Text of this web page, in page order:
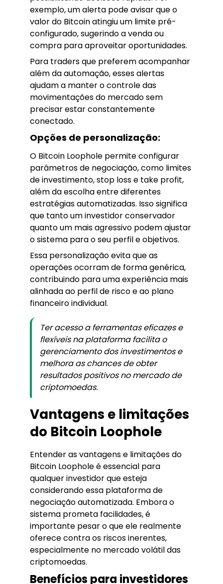
exemplo, um alerta pode avisar que o
valor do Bitcoin atingiu um limite pré-
configurado, sugerindo a venda ou
compra para aproveitar oportunidades.
Para traders que preferem acompanhar
além da automação, esses alertas
ajudam a manter o controle das
movimentações do mercado sem
precisar estar constantemente
conectado.
Opções de personalização:
O Bitcoin Loophole permite configurar
parâmetros de negociação, como limites
de investimento, stop loss e take profit,
além da escolha entre diferentes
estratégias automatizadas. Isso significa
que tanto um investidor conservador
quanto um mais agressivo podem ajustar
o sistema para o seu perfil e objetivos.
Essa personalização evita que as
operações ocorram de forma genérica,
contribuindo para uma experiência mais
alinhada ao perfil de risco e ao plano
financeiro individual.
Ter acesso a ferramentas eficazes e
flexíveis na plataforma facilita o
gerenciamento dos investimentos e
melhora as chances de obter
resultados positivos no mercado de
criptomoedas.
Vantagens e limitações
do Bitcoin Loophole
Entender as vantagens e limitações do
Bitcoin Loophole é essencial para
qualquer investidor que esteja
considerando essa plataforma de
negociação automatizada. Embora o
sistema prometa facilidades, é
importante pesar o que ele realmente
oferece contra os riscos inerentes,
especialmente no mercado volátil das
criptomoedas.
Benefícios para investidores